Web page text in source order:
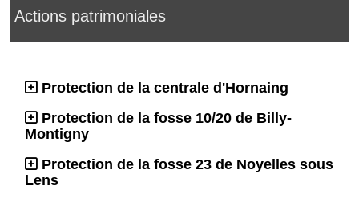
Actions patrimoniales
Protection de la centrale d'Hornaing
Protection de la fosse 10/20 de Billy-
Montigny
Protection de la fosse 23 de Noyelles sous
Lens